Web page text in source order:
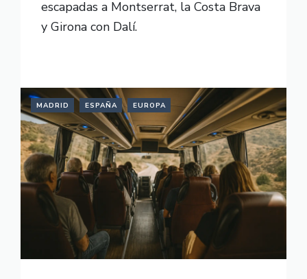
escapadas a Montserrat, la Costa Brava
y Girona con Dalí.
MADRID ESPAÑA EUROPA